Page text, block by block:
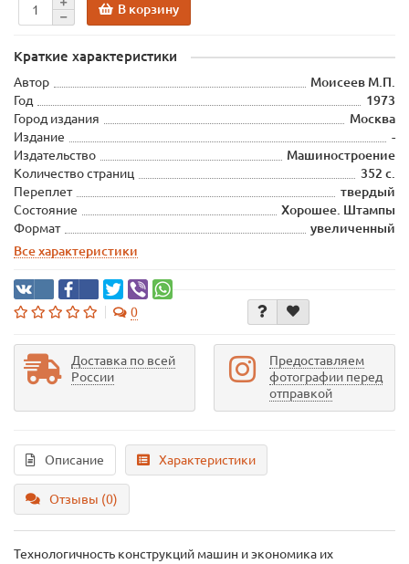
В корзину
Краткие характеристики
Автор
Моисеев М.П.
Год
1973
Город издания
Москва
Издание
-
Издательство
Машиностроение
Количество страниц
352 с.
Переплет
твердый
Состояние
Хорошее. Штампы
Формат
увеличенный
Все характеристики
0
Доставка по всей
России
Предоставляем
фотографии перед
отправкой
Описание Характеристики
Отзывы (0)
Технологичность конструкций машин и экономика их